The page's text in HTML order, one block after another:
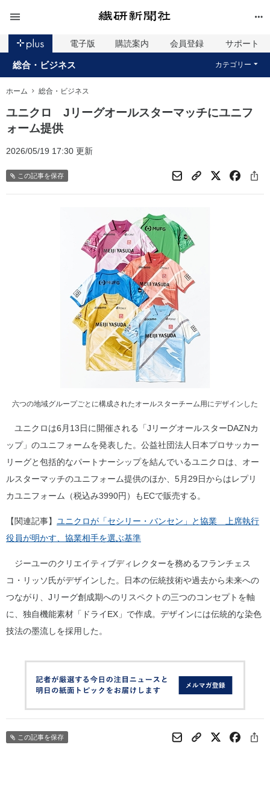
電子版 購読案内 会員登録 サポート
総合・ビジネス カテゴリー
ホーム 総合・ビジネス
ユニクロ Jリーグオールスターマッチにユニフ
ォーム提供
2026/05/19 17:30 更新
この記事を保存
六つの地域グループごとに構成されたオールスターチーム用にデザインした
ユニクロは6月13日に開催される「JリーグオールスターDAZNカ
ップ」のユニフォームを発表した。公益社団法人日本プロサッカー
リーグと包括的なパートナーシップを結んでいるユニクロは、オー
ルスターマッチのユニフォーム提供のほか、5月29日からはレプリ
カユニフォーム（税込み3990円）もECで販売する。
【関連記事】 ユニクロが「セシリー・バンセン」と協業 上席執行
役員が明かす、協業相手を選ぶ基準
ジーユーのクリエイティブディレクターを務めるフランチェス
コ・リッソ氏がデザインした。日本の伝統技術や過去から未来への
つながり、Jリーグ創成期へのリスペクトの三つのコンセプトを軸
に、独自機能素材「ドライEX」で作成。デザインには伝統的な染色
技法の墨流しを採用した。
この記事を保存